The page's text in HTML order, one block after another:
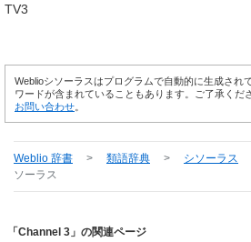
TV3
Weblioシソーラスはプログラムで自動的に生成され
ワードが含まれていることもあります。ご了承くだ
お問い合わせ
Weblio 辞書 > 類語辞典 > シソーラス
ソーラス
「Channel 3」の関連ページ